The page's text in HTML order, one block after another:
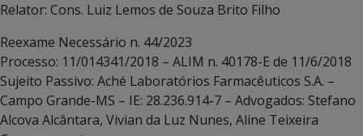
Relator: Cons. Luiz Lemos de Souza Brito Filho
Reexame Necessário n. 44/2023
Processo: 11/014341/2018 – ALIM n. 40178-E de 11/6/2018
Sujeito Passivo: Aché Laboratórios Farmacêuticos S.A. –
Campo Grande-MS – IE: 28.236.914-7 – Advogados: Stefano
Alcova Alcântara, Vivian da Luz Nunes, Aline Teixeira